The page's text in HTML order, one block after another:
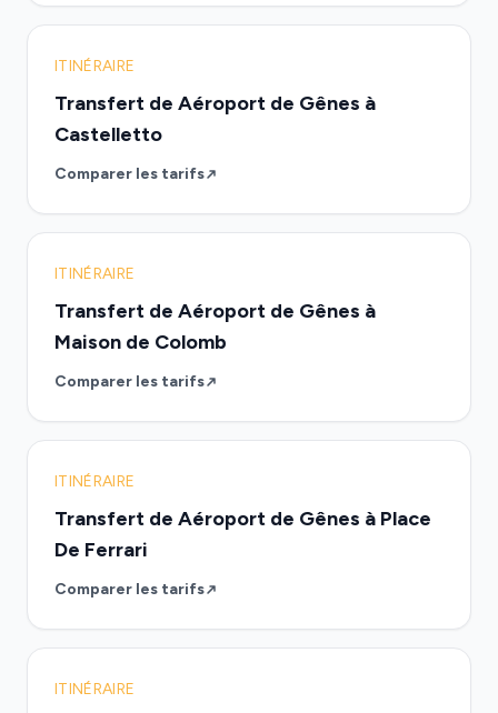
ITINÉRAIRE
Transfert de Aéroport de Gênes à
Castelletto
Comparer les tarifs
ITINÉRAIRE
Transfert de Aéroport de Gênes à
Maison de Colomb
Comparer les tarifs
ITINÉRAIRE
Transfert de Aéroport de Gênes à Place
De Ferrari
Comparer les tarifs
ITINÉRAIRE